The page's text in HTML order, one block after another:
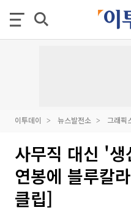
이투데이 뉴스발전소 그래픽
사무직 대신 '
연봉에 블루칼
클립]